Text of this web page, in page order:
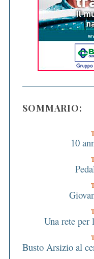
SOMMARIO:
10
Una rete per
Busto Arsizio al